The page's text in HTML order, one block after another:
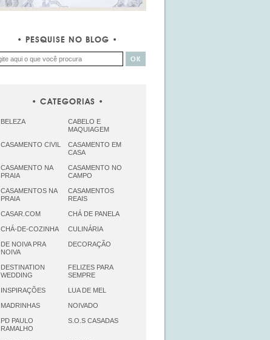
PESQUISE NO BLOG
CATEGORIAS
BELEZA
CABELO E
MAQUIAGEM
CASAMENTO CIVIL
CASAMENTO EM
CASA
CASAMENTO NA
PRAIA
CASAMENTO NO
CAMPO
CASAMENTOS NA
PRAIA
CASAMENTOS
REAIS
CASAR.COM CHÁ DE PANELA
CHÁ-DE-COZINHA CULINÁRIA
DE NOIVA PRA
NOIVA
DECORAÇÃO
DESTINATION
WEDDING
FELIZES PARA
SEMPRE
INSPIRAÇÕES LUA DE MEL
MADRINHAS NOIVADO
PD PAULO
RAMALHO
S.O.S CASADAS